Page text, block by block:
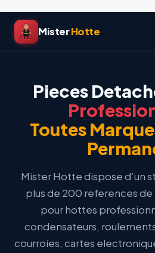
Aller
contenu
MisterHotte
Pieces
Toutes
Mister Hotte dispose d’un
plus de 200 references
pour hottes
condensateurs,
courroies, cartes